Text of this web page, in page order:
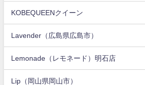
KOBEQUEENクイーン
Lavender（広島県広島市）
Lemonade（レモネード）明石店
Lip（岡山県岡山市）